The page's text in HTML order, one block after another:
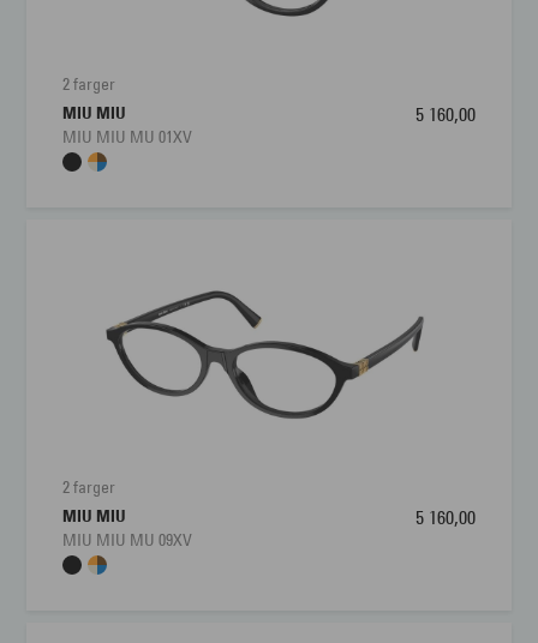
2 farger
MIU MIU
MIU MIU MU 01XV
5 160,00
2 farger
MIU MIU
MIU MIU MU 09XV
5 160,00